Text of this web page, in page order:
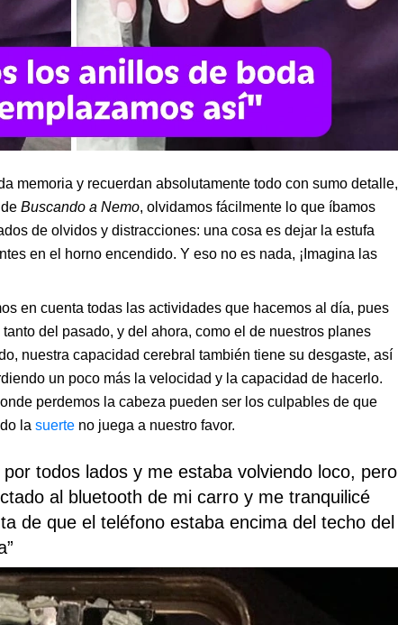
memoria y recuerdan absolutamente todo con sumo detalle,
Buscando a Nemo, olvidamos fácilmente lo que íbamos
de olvidos y distracciones: una cosa es dejar la estufa
en el horno encendido. Y eso no es nada, ¡Imagina las
en cuenta todas las actividades que hacemos al día, pues
del pasado, y del ahora, como el de nuestros planes
nuestra capacidad cerebral también tiene su desgaste, así
un poco más la velocidad y la capacidad de hacerlo.
perdemos la cabeza pueden ser los culpables de que
la suerte no juega a nuestro favor.
todos lados y me estaba volviendo loco, pero
al bluetooth de mi carro y me tranquilicé
de que el teléfono estaba encima del techo del